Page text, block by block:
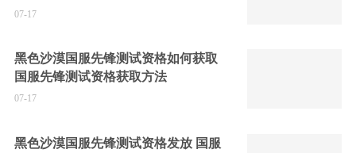
07-17
黑色沙漠国服先锋测试资格如何获取
国服先锋测试资格获取方法
07-17
黑色沙漠国服先锋测试资格发放 国服